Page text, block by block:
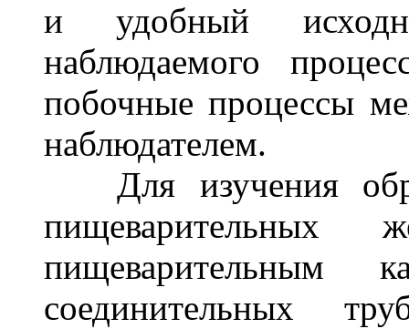
и удобный
наблюдаемого
побочные процессы
наблюдателем.
Для изучения
пищеварительных
пищеварительным
соединительных